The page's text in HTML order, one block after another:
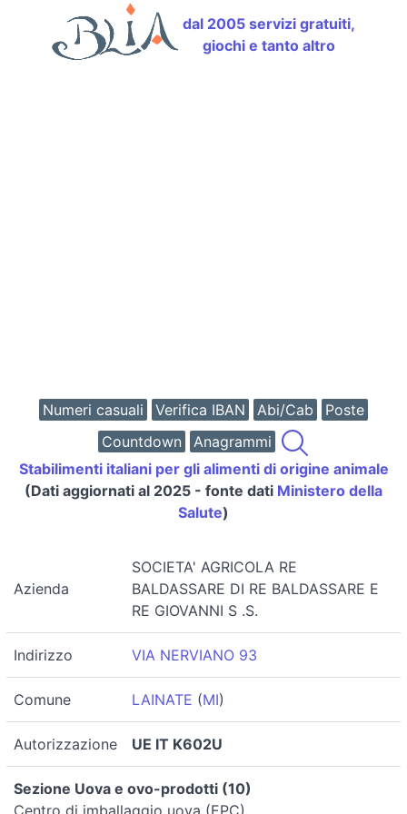
dal 2005 servizi gratuiti,
giochi e tanto altro
Numeri casuali Verifica IBAN Abi/Cab
Poste
Countdown
Anagrammi
Stabilimenti italiani per gli alimenti di origine animale
(Dati aggiornati al 2025 - fonte dati Ministero della
Salute)
Azienda
SOCIETA' AGRICOLA RE
BALDASSARE DI RE BALDASSARE E
RE GIOVANNI S .S.
Indirizzo VIA NERVIANO 93
Comune LAINATE (MI)
Autorizzazione UE IT K602U
Sezione Uova e ovo-prodotti (10)
Centro di imballaggio uova (EPC)